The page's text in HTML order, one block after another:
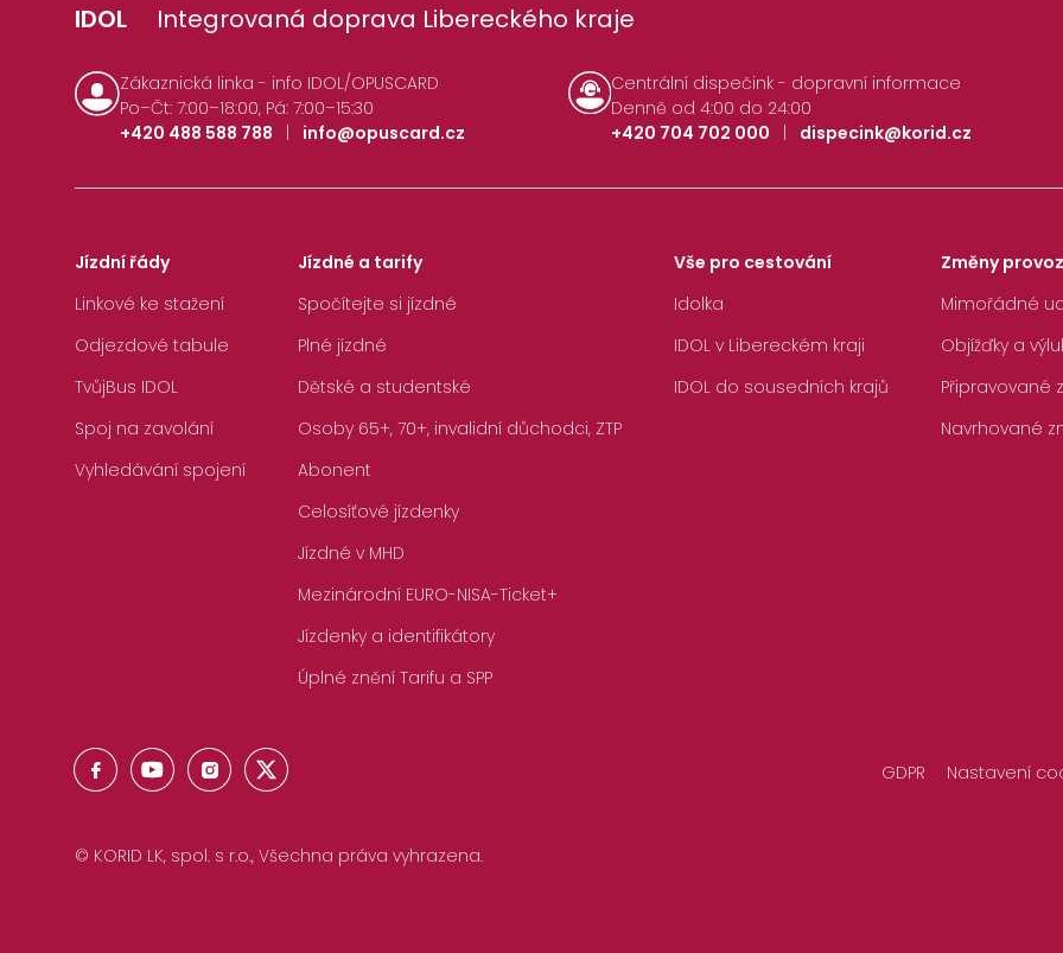
IDOL Integrovaná doprava Libereckého kraje
Zákaznická linka - info IDOL/OPUSCARD
Po–Čt: 7:00–18:00, Pá: 7:00–15:30
+420 488 588 788
| info@opuscard.cz
Centrální dispečink - dopravní informace
Denně od 4:00 do 24:00
+420 704 702 000
| dispecink@korid.cz
Jízdní řády
Linkové ke stažení
Odjezdové tabule
TvůjBus IDOL
Spoj na zavolání
Vyhledávání spojení
Jízdné a tarify
Spočítejte si jízdné
Plné jízdné
Dětské a studentské
Osoby 65+, 70+, invalidní důchodci, ZTP
Abonent
Celosíťové jízdenky
Jízdné v MHD
Mezinárodní EURO-NISA-Ticket+
Jízdenky a identifikátory
Úplné znění Tarifu a SPP
Vše pro cestování
Idolka
IDOL v Libereckém kraji
IDOL do sousedních krajů
Změny
Mimořádné
Objížďky a
Připravované
Navrhované
GDPR Nastavení
© KORID LK, spol. s r.o., Všechna práva vyhrazena.